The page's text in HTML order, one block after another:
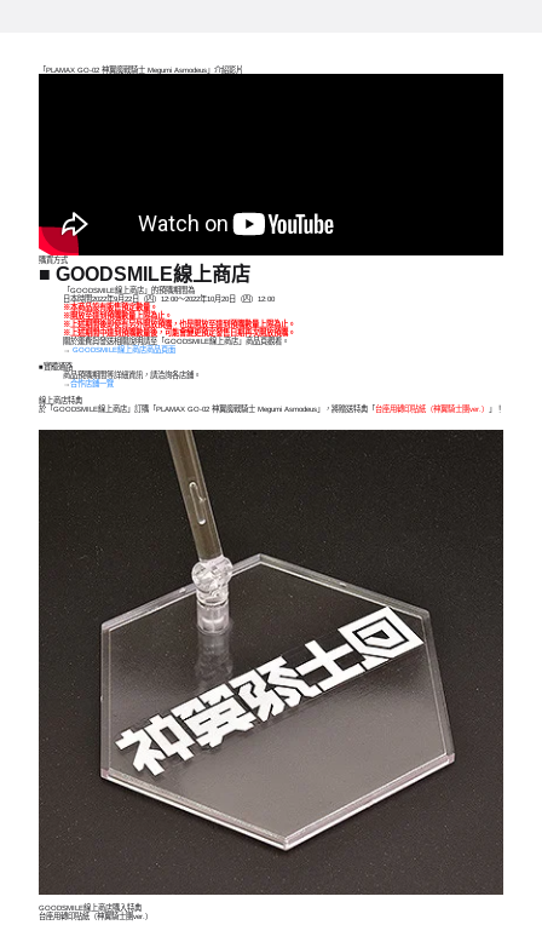
「PLAMAX GO-02 神翼魔戰騎士 Megumi Asmodeus」介紹影片
購買方式
■ GOODSMILE線上商店
「GOODSMILE線上商店」的預購期間為
日本時間2022年9月22日（四）12:00～2022年10月20日（四）12:00
※本商品設有販售預定數量。
※開放至達到預購數量上限為止。
※上述期間後即使有另外開放預購，也是開放至達到預購數量上限為止。
※上述期間中達到預購數量後，可能會變更預定發售日期再次開放預購。
關於運費與發送相關說明請至「GOODSMILE線上商店」商品頁觀看。
→ GOODSMILE線上商店商品頁面
■實體通路
商品預購期間等詳細資訊，請洽詢各店鋪。
→合作店鋪一覽
線上商店特典
於「GOODSMILE線上商店」訂購「PLAMAX GO-02 神翼魔戰騎士 Megumi Asmodeus」，將贈送特典「 台座用轉印貼紙（神翼騎士團ver.） 」！
GOODSMILE線上商店購入特典
台座用轉印貼紙（神翼騎士團ver.）